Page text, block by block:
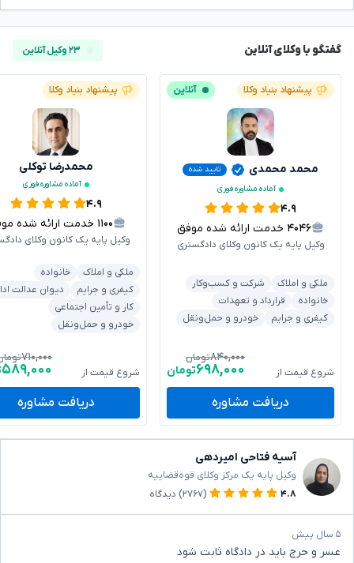
گفتگو با وکلای آنلاین ۲۳ وکیل آنلاین
پیشنهاد بنیاد وکلا آنلاین
محمد محمدی
تایید شده
آماده مشاوره فوری
۴.۹
۴۰۴۶ خدمت ارائه شده موفق
وکیل پایه یک کانون وکلای دادگستری
ملکی و املاک
شرکت و کسب‌وکار
خانواده
قرارداد و تعهدات
کیفری و جرایم
خودرو و حمل‌ونقل
شروع قیمت از
۸۴۰,۰۰۰تومان
۶۹۸,۰۰۰تومان
دریافت مشاوره
پیشنهاد بنیاد وکلا
محمدرضا توکلی
آماده مشاوره فوری
۴.۹
۱۱۰۰ خدمت ارائه شده موفق
وکیل پایه یک کانون وکلای
ملکی و املاک
خانواده
کیفری و جرایم
دیوان عدالت
کار و تأمین اجتماعی
خودرو و حمل‌ونقل
شروع قیمت از
۷۱۰,۰۰۰
۵۸۹,۰۰۰
دریافت مشاوره
آسیه فتاحی امیردهی
وکیل پایه یک مرکز وکلای قوه‌قضاییه
۴.۸
(۲۷۶۷) دیدگاه
۵ سال پیش
عسر و حرج باید در دادگاه ثابت شود